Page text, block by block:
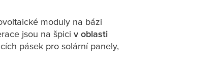
moduly na bázi
jsou na špici v oblasti
pásek pro solární panely,